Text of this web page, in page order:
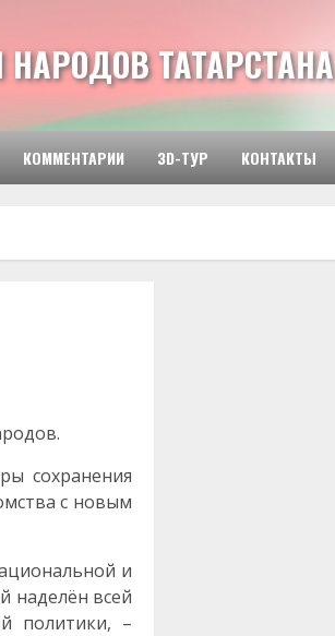
ТАТАРСТАНА
КОММЕНТАРИИ 3D-ТУР КОНТАКТЫ
сохранения
с новым
и
наделён всей
политики, –